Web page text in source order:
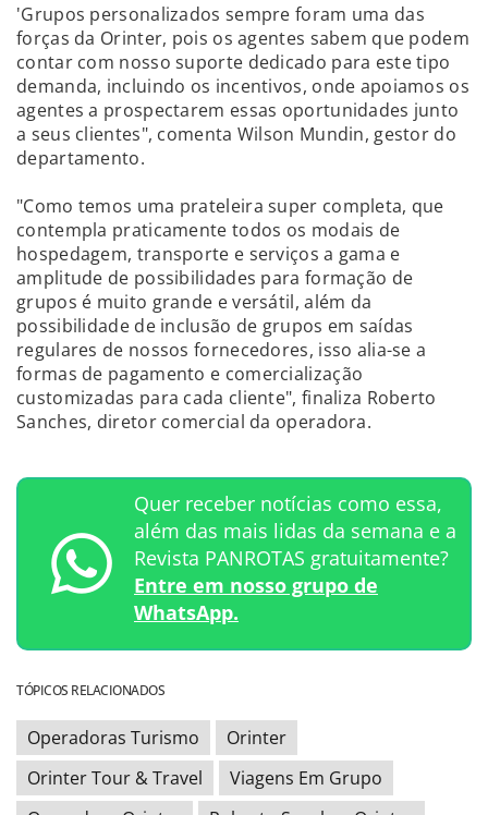
'Grupos personalizados sempre foram uma das
forças da Orinter, pois os agentes sabem que podem
contar com nosso suporte dedicado para este tipo
demanda, incluindo os incentivos, onde apoiamos os
agentes a prospectarem essas oportunidades junto
a seus clientes", comenta Wilson Mundin, gestor do
departamento.
"Como temos uma prateleira super completa, que
contempla praticamente todos os modais de
hospedagem, transporte e serviços a gama e
amplitude de possibilidades para formação de
grupos é muito grande e versátil, além da
possibilidade de inclusão de grupos em saídas
regulares de nossos fornecedores, isso alia-se a
formas de pagamento e comercialização
customizadas para cada cliente", finaliza Roberto
Sanches, diretor comercial da operadora.
Quer receber notícias como essa,
além das mais lidas da semana e a
Revista PANROTAS gratuitamente?
Entre em nosso grupo de
WhatsApp.
TÓPICOS RELACIONADOS
Operadoras Turismo
Orinter
Orinter Tour & Travel
Viagens Em Grupo